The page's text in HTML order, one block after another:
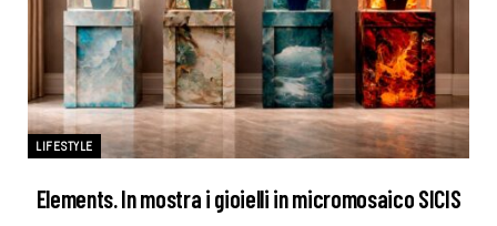
LIFESTYLE
Elements. In mostra i gioielli in micromosaico SICIS